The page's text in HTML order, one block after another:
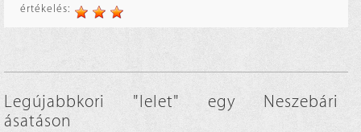
értékelés:
Legújabbkori "lelet" egy Neszebári
ásatáson